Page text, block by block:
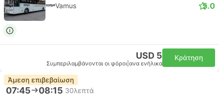
Vamus 5.0
USD 5
Συμπεριλαμβάνονται οι φόροι ανα ενήλικα
Κράτηση
Άμεση επιβεβαίωση
07:45 08:15 30λεπτά